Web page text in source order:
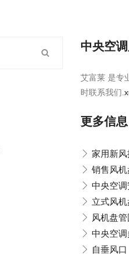
中央空
艾富莱 是专
时联系我们.
更多信息
家用新
销售风机
中央空
立式风
风机盘
中央空
自垂风口